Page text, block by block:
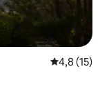
4,8 av 5 i
4,8 (15)